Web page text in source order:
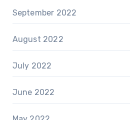
September 2022
August 2022
July 2022
June 2022